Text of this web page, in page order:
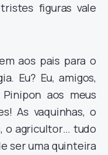
figuras vale
aos pais para o
Eu? Eu, amigos,
aos meus
As vaquinhas, o
o agricultor… tudo
ser uma quinteira